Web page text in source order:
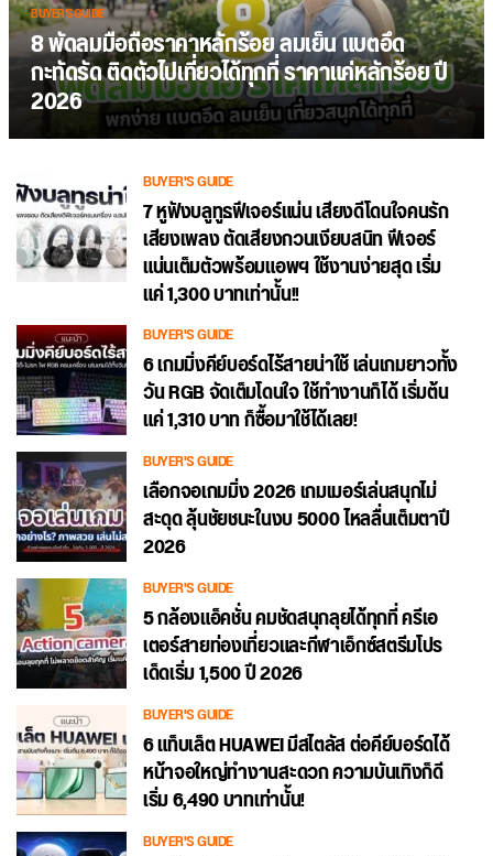
BUYER'S GUIDE
8 พัดลมมือถือราคาหลักร้อย ลมเย็น แบตอึด
กะทัดรัด ติดตัวไปเที่ยวได้ทุกที่ ราคาแค่หลักร้อย ปี
2026
BUYER'S GUIDE
7 หูฟังบลูทูธฟีเจอร์แน่น เสียงดีโดนใจคนรัก
เสียงเพลง ตัดเสียงกวนเงียบสนิท ฟีเจอร์
แน่นเต็มตัวพร้อมแอพฯ ใช้งานง่ายสุด เริ่ม
แค่ 1,300 บาทเท่านั้น!!
BUYER'S GUIDE
6 เกมมิ่งคีย์บอร์ดไร้สายน่าใช้ เล่นเกมยาวทั้ง
วัน RGB จัดเต็มโดนใจ ใช้ทำงานก็ได้ เริ่มต้น
แค่ 1,310 บาท ก็ซื้อมาใช้ได้เลย!
BUYER'S GUIDE
เลือกจอเกมมิ่ง 2026 เกมเมอร์เล่นสนุกไม่
สะดุด ลุ้นชัยชนะในงบ 5000 ไหลลื่นเต็มตาปี
2026
BUYER'S GUIDE
5 กล้องแอ็คชั่น คมชัดสนุกลุยได้ทุกที่ ครีเอ
เตอร์สายท่องเที่ยวและกีฬาเอ็กซ์สตรีมโปร
เด็ดเริ่ม 1,500 ปี 2026
BUYER'S GUIDE
6 แท็บเล็ต HUAWEI มีสไตลัส ต่อคีย์บอร์ดได้
หน้าจอใหญ่ทำงานสะดวก ความบันเทิงก็ดี
เริ่ม 6,490 บาทเท่านั้น!
BUYER'S GUIDE